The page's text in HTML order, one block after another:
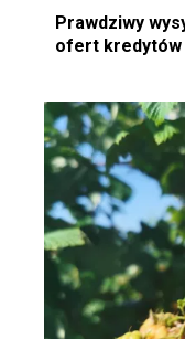
Prawdziwy
ofert kredytów